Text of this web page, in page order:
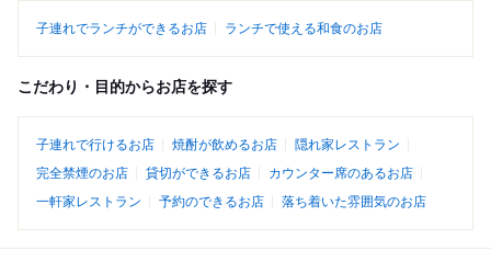
子連れでランチができるお店 ランチで使える和食のお店
こだわり・目的からお店を探す
子連れで行けるお店 焼酎が飲めるお店
隠れ家レストラン
完全禁煙のお店
貸切ができるお店
カウンター席のあるお店
一軒家レストラン
予約のできるお店 落ち着いた雰囲気のお店